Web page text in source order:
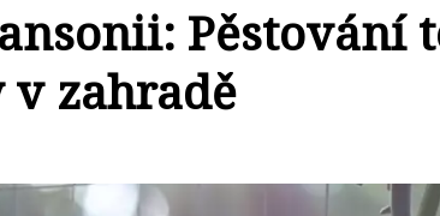
Pěstování
zahradě